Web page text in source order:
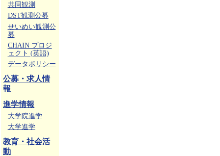
共同観測
DST観測公募
せいめい観測公
募
CHAIN プロジ
ェクト (英語)
データポリシー
公募・求人情
報
進学情報
大学院進学
大学進学
教育・社会活
動